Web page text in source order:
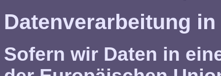
Datenverarbeitung
Sofern wir Daten in